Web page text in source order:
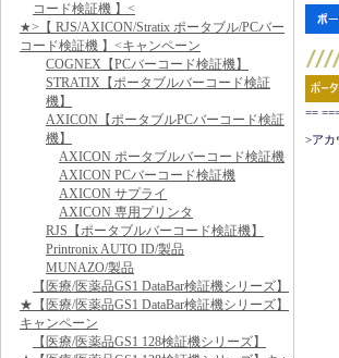
コード検証機 】<
★>【 RJS/AXICON/Stratix ポータブル/PCバー
コード検証機 】<キャンペーン
COGNEX【PCバーコード検証機】
STRATIX【ポータブルバーコード検証
機】
AXICON【ポータブルPCバーコード検証
機】
AXICON ポータブルバーコード検証機
AXICON PCバーコード検証機
AXICON サプライ
AXICON 専用プリンタ
RJS【ポータブルバーコード検証機】
Printronix AUTO ID/製品
MUNAZO/製品
【医療/医薬品GS1 DataBar検証機シリーズ】
★【医療/医薬品GS1 DataBar検証機シリーズ】
キャンペーン
【医療/医薬品GS1 128検証機シリーズ】
==
>アカ